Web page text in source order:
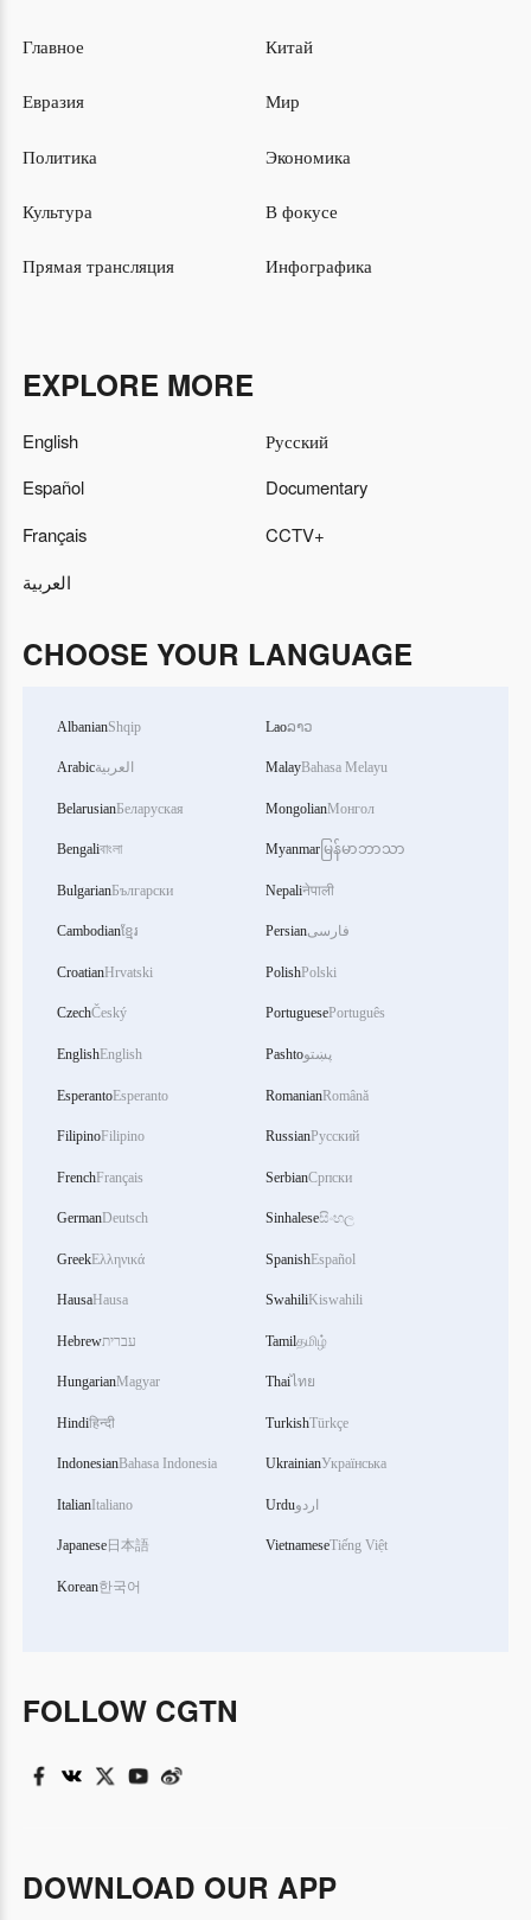
Главное Китай
Евразия Мир
Политика Экономика
Культура В фокусе
Прямая трансляция Инфографика
EXPLORE MORE
English
Español
Français
العربية
Русский
Documentary
CCTV+
CHOOSE YOUR LANGUAGE
AlbanianShqip
Arabicالعربية
BelarusianБеларуская
Bengaliবাংলা
BulgarianБългарски
Cambodianខ្មែរ
CroatianHrvatski
CzechČeský
EnglishEnglish
EsperantoEsperanto
FilipinoFilipino
FrenchFrançais
GermanDeutsch
GreekΕλληνικά
HausaHausa
Hebrewעברית
HungarianMagyar
Hindiहिन्दी
IndonesianBahasa Indonesia
ItalianItaliano
Japanese日本語
Korean한국어
Laoລາວ
MalayBahasa Melayu
MongolianМонгол
Myanmar မြန်မာဘာသာ
Nepaliनेपाली
Persianفارسی
PolishPolski
PortuguesePortuguês
Pashtoپښتو
RomanianRomână
RussianРусский
SerbianСрпски
Sinhaleseසිංහල
SpanishEspañol
SwahiliKiswahili
Tamilதமிழ்
Thaiไทย
TurkishTürkçe
UkrainianУкраїнська
Urduاردو
VietnameseTiếng Việt
FOLLOW CGTN
DOWNLOAD OUR APP